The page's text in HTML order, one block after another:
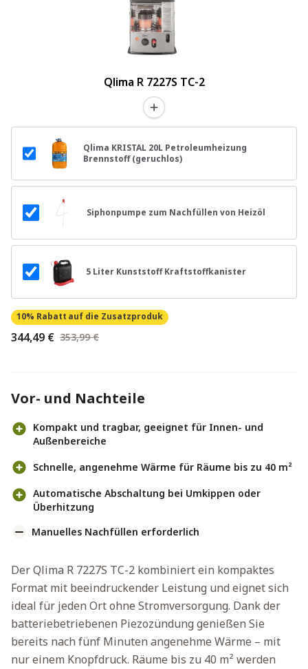
Qlima R 7227S TC-2
Qlima KRISTAL 20L Petroleumheizung
Brennstoff (geruchlos)
Siphonpumpe zum Nachfüllen von Heizöl
5 Liter Kunststoff Kraftstoffkanister
10% Rabatt auf die Zusatzproduk
344,49 € 353,99 €
Vor- und Nachteile
Kompakt und tragbar, geeignet für Innen- und
Außenbereiche
Schnelle, angenehme Wärme für Räume bis zu 40 m²
Automatische Abschaltung bei Umkippen oder
Überhitzung
Manuelles Nachfüllen erforderlich
Der Qlima R 7227S TC-2 kombiniert ein kompaktes
Format mit beeindruckender Leistung und eignet sich
ideal für jeden Ort ohne Stromversorgung. Dank der
batteriebetriebenen Piezozündung genießen Sie
bereits nach fünf Minuten angenehme Wärme – mit
nur einem Knopfdruck. Räume bis zu 40 m² werden